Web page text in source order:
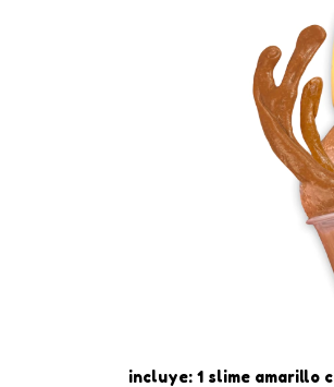
incluye: 1 slime amarillo